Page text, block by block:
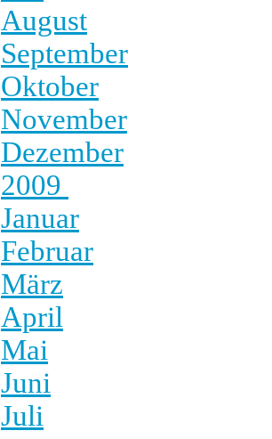
August
September
Oktober
November
Dezember
2009
Januar
Februar
März
April
Mai
Juni
Juli